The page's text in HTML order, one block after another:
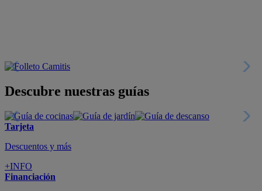
Descubre nuestras guías
Tarjeta
Descuentos y más
+INFO
Financiación